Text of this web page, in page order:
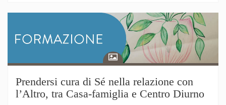
Prendersi cura di Sé nella relazione con
l’Altro, tra Casa-famiglia e Centro Diurno